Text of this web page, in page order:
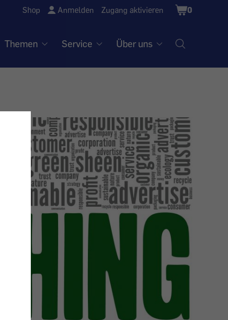
Shop Anmelden Zugang aktivieren
Shopping
Cart
0
Themen Service Über uns